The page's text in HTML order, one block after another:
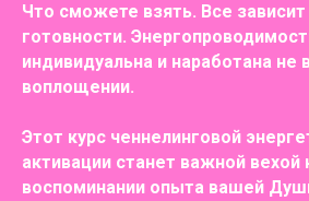
Что сможете взять. Все
готовности.
индивидуальна и наработана не
воплощении.
Этот курс ченнелинговой
активации станет важной вехой
воспоминании опыта вашей